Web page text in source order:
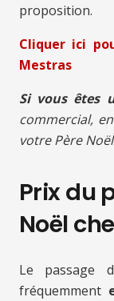
proposition.
Cliquer ici
Mestras
Si vous êtes
commercial,
votre Père
Prix du
Noël
Le passage
fréquemment